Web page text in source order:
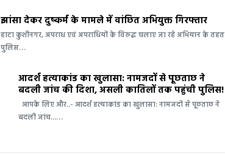
झांसा देकर दुष्कर्म के मामले में वांछित अभियुक्त गिरफ्तार
हाटा कुशीनगर, अपराध एवं अपराधियों के विरुद्ध चलाए जा रहे अभियान के तहत
पुलिस…
आदर्श हत्याकांड का खुलासा: नामजदों से पूछताछ ने
बदली जांच की दिशा, असली कातिलों तक पहुंची पुलिस!
आपके लिए और..- आदर्श हत्याकांड का खुलासा: नामजदों से पूछताछ ने
बदली जांच...…